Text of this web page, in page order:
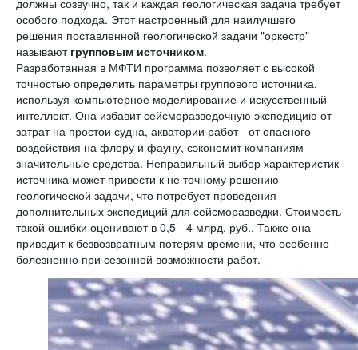
должны созвучно, так и каждая геологическая задача требует
особого подхода. Этот настроенный для наилучшего
решения поставленной геологической задачи "оркестр"
называют групповым источником.
Разработанная в МФТИ программа позволяет с высокой
точностью определить параметры группового источника,
используя компьютерное моделирование и искусственный
интеллект. Она избавит сейсморазведочную экспедицию от
затрат на простои судна, акватории работ - от опасного
воздействия на флору и фауну, сэкономит компаниям
значительные средства. Неправильный выбор характеристик
источника может привести к не точному решению
геологической задачи, что потребует проведения
дополнительных экспедиций для сейсморазведки. Стоимость
такой ошибки оценивают в 0,5 - 4 млрд. руб.. Также она
приводит к безвозвратным потерям времени, что особенно
болезненно при сезонной возможности работ.